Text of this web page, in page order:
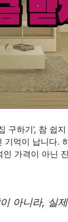
구하기’, 참 쉽
기억이 납니다.
가격이 아닌
아니라, 실